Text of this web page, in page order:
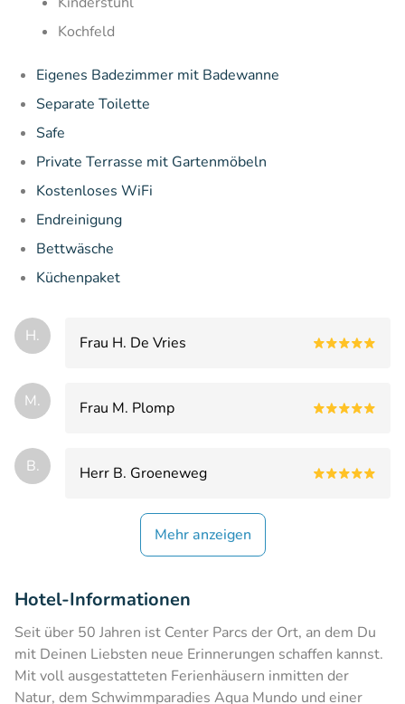
Kochfeld
Eigenes Badezimmer mit Badewanne
Separate Toilette
Safe
Private Terrasse mit Gartenmöbeln
Kostenloses WiFi
Endreinigung
Bettwäsche
Küchenpaket
H. Frau H. De Vries
M. Frau M. Plomp
B. Herr B. Groeneweg
Mehr anzeigen
Hotel-Informationen
Seit über 50 Jahren ist Center Parcs der Ort, an dem Du
mit Deinen Liebsten neue Erinnerungen schaffen kannst.
Mit voll ausgestatteten Ferienhäusern inmitten der
Natur, dem Schwimmparadies Aqua Mundo und einer